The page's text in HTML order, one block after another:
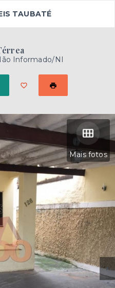
TAUBATÉ
Informado/NI
Mais fotos